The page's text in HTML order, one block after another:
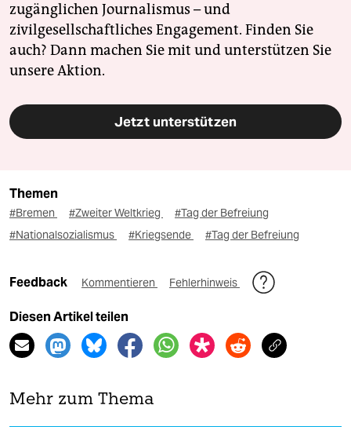
zugänglichen Journalismus – und
zivilgesellschaftliches Engagement. Finden Sie
auch? Dann machen Sie mit und unterstützen Sie
unsere Aktion.
Jetzt unterstützen
Themen
#Bremen #Zweiter Weltkrieg
#Tag der Befreiung
#Nationalsozialismus
#Kriegsende #Tag der Befreiung
Feedback Kommentieren Fehlerhinweis
Diesen Artikel teilen
Mehr zum Thema